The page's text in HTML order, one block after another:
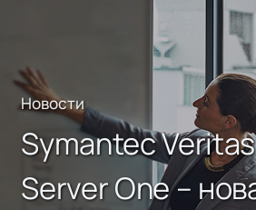
Новости
Symantec
Server One –